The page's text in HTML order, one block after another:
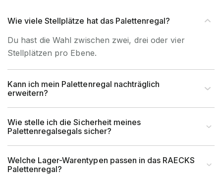
Wie viele Stellplätze hat das Palettenregal?
Du hast die Wahl zwischen zwei, drei oder vier
Stellplätzen pro Ebene.
Kann ich mein Palettenregal nachträglich
erweitern?
Wie stelle ich die Sicherheit meines
Palettenregalsegals sicher?
Welche Lager-Warentypen passen in das RAECKS
Palettenregal?